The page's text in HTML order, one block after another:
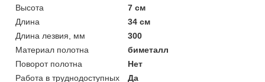
Высота
7 см
Длина
34 см
Длина лезвия, мм
300
Материал полотна
биметалл
Поворот полотна
Нет
Работа в труднодоступных
Да